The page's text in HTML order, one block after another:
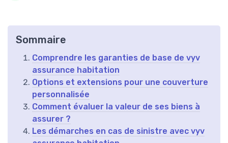
Sommaire
Comprendre les garanties de base de vyv
assurance habitation
Options et extensions pour une couverture
personnalisée
Comment évaluer la valeur de ses biens à
assurer ?
Les démarches en cas de sinistre avec vyv